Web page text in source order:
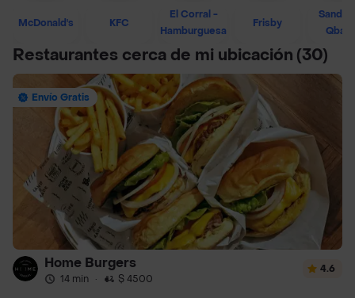
McDonald's KFC
El Corral -
Hamburguesa
Frisby
Restaurantes cerca de mi ubicación (30)
Envío Gratis
Home Burgers
14 min · $ 4500
4.6